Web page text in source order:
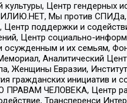
Центр гендерных
Мы против СПИДа,
поддержки и
Центр социально-
и их семьям,
Аналитический
Женщины Евразии,
гражданских инициатив и
ПРАВАМ ЧЕЛОВЕКА, Центр